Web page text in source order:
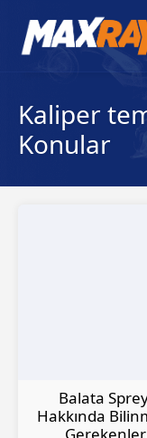
Kaliper
Konular
Balata
Hakkında